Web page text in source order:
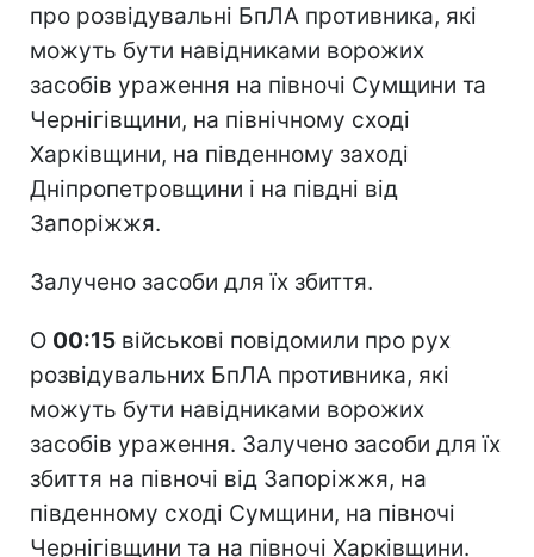
про розвідувальні БпЛА противника, які
можуть бути навідниками ворожих
засобів ураження на півночі Сумщини та
Чернігівщини, на північному сході
Харківщини, на південному заході
Дніпропетровщини і на півдні від
Запоріжжя.
Залучено засоби для їх збиття.
О 00:15 військові повідомили про рух
розвідувальних БпЛА противника, які
можуть бути навідниками ворожих
засобів ураження. Залучено засоби для їх
збиття на півночі від Запоріжжя, на
південному сході Сумщини, на півночі
Чернігівщини та на півночі Харківщини.